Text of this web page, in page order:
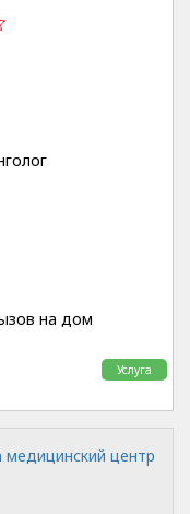
на дом
Услуга
центр